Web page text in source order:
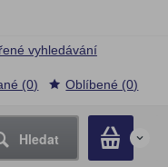
Hledat 0
vyhledávání
(0) Oblíbené (0)